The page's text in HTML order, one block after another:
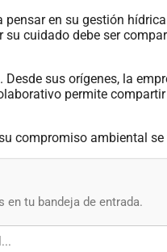
pensar en su gestión
cuidado debe ser
. Desde sus orígenes, la
permite
compromiso ambiental
tu bandeja de entrada.